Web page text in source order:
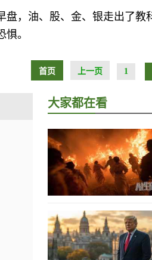
盘，油、股、金、银走出了教
。
首页 上一页 1
大家都在看